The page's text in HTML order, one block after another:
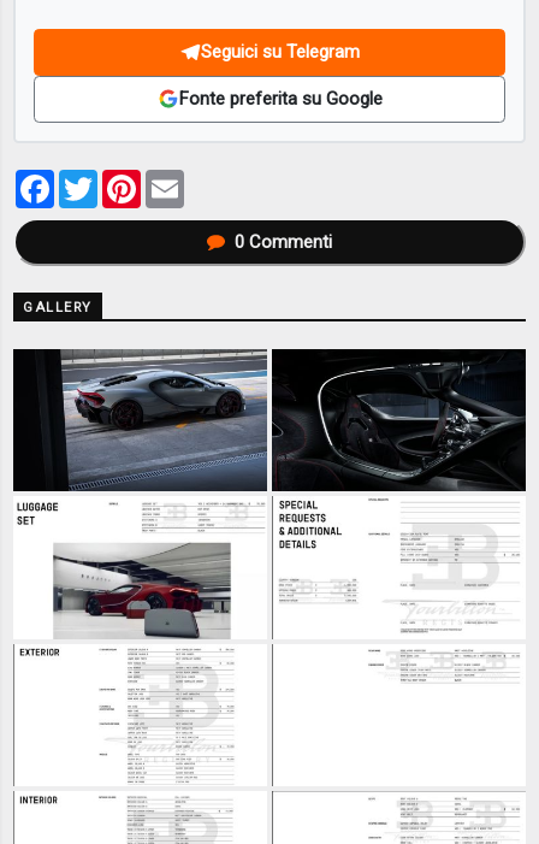
Seguici su Telegram
Fonte preferita su Google
Facebook
TwitterPinterest
0Commenti
GALLERY